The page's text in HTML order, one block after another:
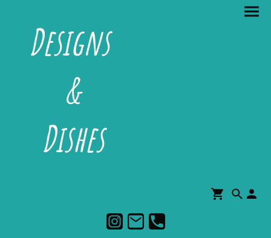
Designs
&
Dishes